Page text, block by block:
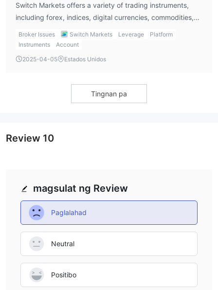
Switch Markets offers a variety of trading instruments,
including forex, indices, digital currencies, commodities,
and CFD shares.
Broker Issues Switch Markets Leverage
Platform
Instruments
Account
2025-04-05
Estados Unidos
Tingnan pa
magsulat ng Review
Paglalahad
Neutral
Positibo
Review 10